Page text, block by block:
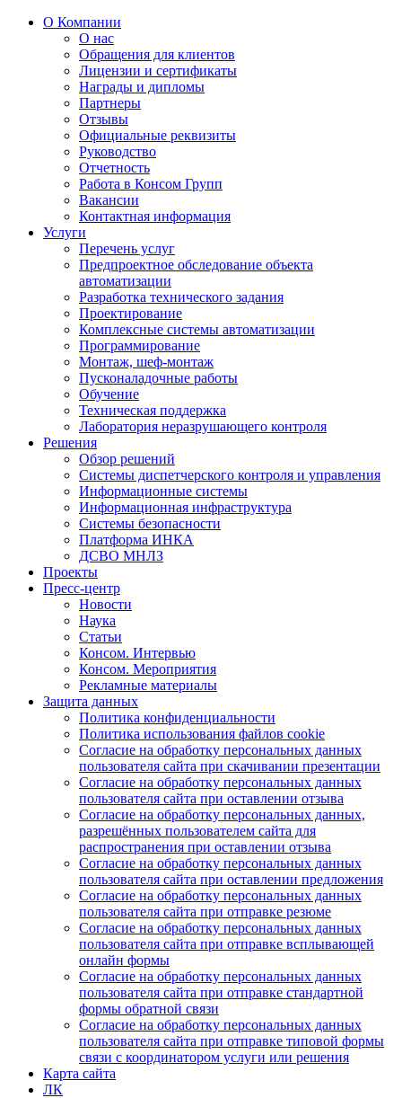
О Компании
О нас
Обращения для клиентов
Лицензии и сертификаты
Награды и дипломы
Партнеры
Отзывы
Официальные реквизиты
Руководство
Отчетность
Работа в Консом Групп
Вакансии
Контактная информация
Услуги
Перечень услуг
Предпроектное обследование объекта
автоматизации
Разработка технического задания
Проектирование
Комплексные системы автоматизации
Программирование
Монтаж, шеф-монтаж
Пусконаладочные работы
Обучение
Техническая поддержка
Лаборатория неразрушающего контроля
Решения
Обзор решений
Системы диспетчерского контроля и управления
Информационные системы
Информационная инфраструктура
Системы безопасности
Платформа ИНКА
ДСВО МНЛЗ
Проекты
Пресс-центр
Новости
Наука
Статьи
Консом. Интервью
Консом. Мероприятия
Рекламные материалы
Защита данных
Политика конфиденциальности
Политика использования файлов cookie
Согласие на обработку персональных данных
пользователя сайта при скачивании презентации
Согласие на обработку персональных данных
пользователя сайта при оставлении отзыва
Согласие на обработку персональных данных,
разрешённых пользователем сайта для
распространения при оставлении отзыва
Согласие на обработку персональных данных
пользователя сайта при оставлении предложения
Согласие на обработку персональных данных
пользователя сайта при отправке резюме
Согласие на обработку персональных данных
пользователя сайта при отправке всплывающей
онлайн формы
Согласие на обработку персональных данных
пользователя сайта при отправке стандартной
формы обратной связи
Согласие на обработку персональных данных
пользователя сайта при отправке типовой формы
связи с координатором услуги или решения
Карта сайта
ЛК